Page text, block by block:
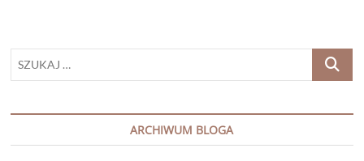
SZUKAJ
ARCHIWUM BLOGA